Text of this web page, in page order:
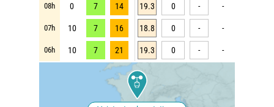
08h 0 7 14 19.3 0 - -
07h 10 7 16 18.8 0 - -
06h 10 7 21 19.3 0 - -